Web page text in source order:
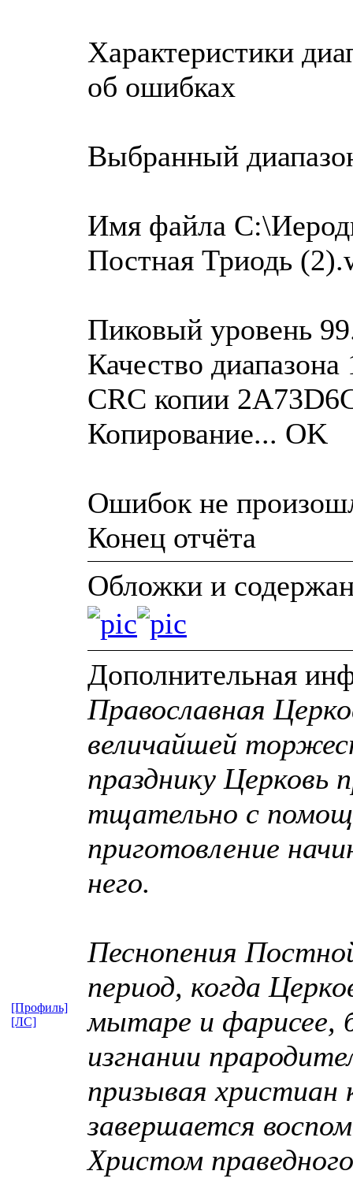
Характеристики
об ошибках
Выбранный
Имя файла
Постная Триодь
Пиковый уровень
Качество диапазона
CRC копии
Копирование... OK
Ошибок не
Конец отчёта
Обложки и
Дополнительная
Православная
величайшей
празднику Церковь
тщательно с
приготовление
него.
Песнопения
период, когда
мытаре и фарисее,
изгнании
призывая
завершается
Христом
[Профиль]
[ЛС]